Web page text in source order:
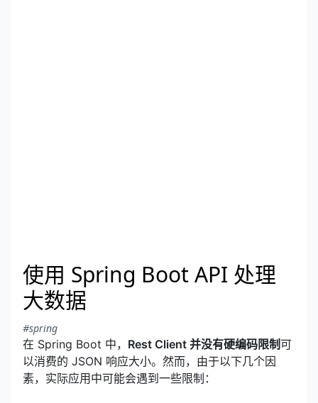
使用 Spring Boot API 处理
大数据
#spring
在 Spring Boot 中， Rest Client 并没有硬编码限制可
以消费的 JSON 响应大小。然而，由于以下几个因
素，实际应用中可能会遇到一些限制：